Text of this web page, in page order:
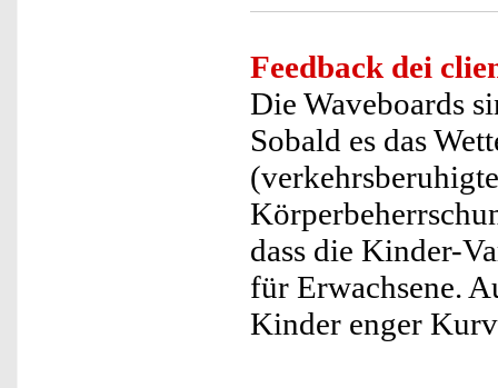
Feedback dei
Die Waveboards
Sobald es das
dass die Kinder-
für Erwachsene.
Kinder enger